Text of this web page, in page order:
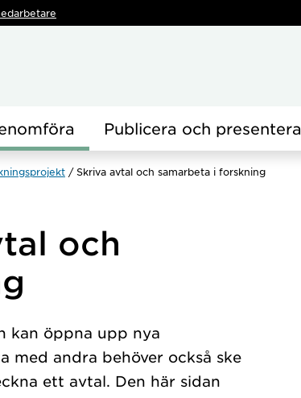
Publicera och presentera
Skriva avtal och samarbeta i forskning
och
kan öppna upp nya
med andra behöver också ske
ett avtal. Den här sidan